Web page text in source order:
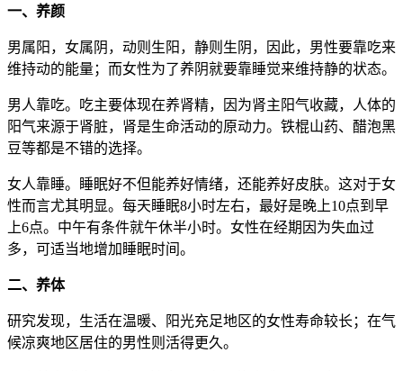
一、养颜
男属阳，女属阴，动则生阳，静则生阴，因此，男性要靠吃来
维持动的能量；而女性为了养阴就要靠睡觉来维持静的状态。
男人靠吃。吃主要体现在养肾精，因为肾主阳气收藏，人体的
阳气来源于肾脏，肾是生命活动的原动力。铁棍山药、醋泡黑
豆等都是不错的选择。
女人靠睡。睡眠好不但能养好情绪，还能养好皮肤。这对于女
性而言尤其明显。每天睡眠8小时左右，最好是晚上10点到早
上6点。中午有条件就午休半小时。女性在经期因为失血过
多，可适当地增加睡眠时间。
二、养体
研究发现，生活在温暖、阳光充足地区的女性寿命较长；在气
候凉爽地区居住的男性则活得更久。